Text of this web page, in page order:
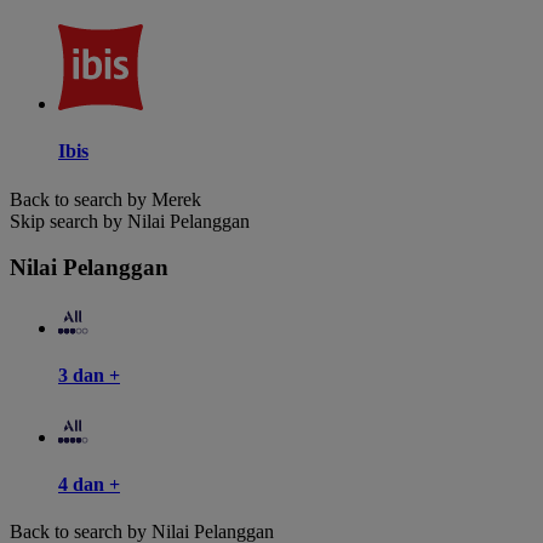
Ibis
Back to search by Merek
Skip search by Nilai Pelanggan
Nilai Pelanggan
3 dan +
4 dan +
Back to search by Nilai Pelanggan